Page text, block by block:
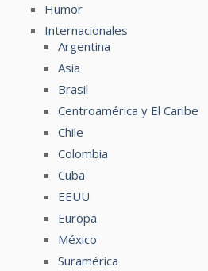
Humor
Internacionales
Argentina
Asia
Brasil
Centroamérica y El Caribe
Chile
Colombia
Cuba
EEUU
Europa
México
Suramérica